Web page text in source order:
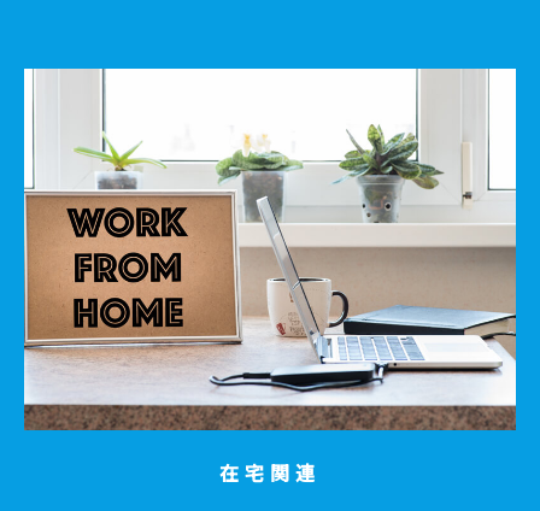
在宅関連